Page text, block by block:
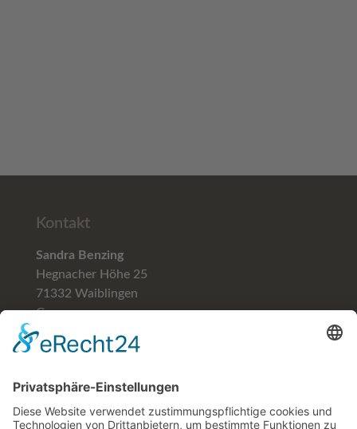
Kontakt
Sandra Benzing
Hegnacher Höhe 25
71332 Waiblingen
Germany
Telefon (+49)07151-59781
email: blumenhofbenzing@gmail.com